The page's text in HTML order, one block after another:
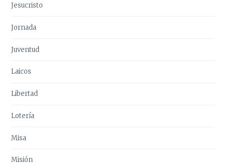
Jesucristo
Jornada
Juventud
Laicos
Libertad
Lotería
Misa
Misión